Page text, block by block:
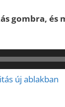
gombra, és
új ablakban